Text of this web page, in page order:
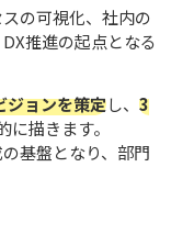
の可視化、社内の
推進の起点となる
ジョンを策定し、 3
に描きます。
基盤となり、部門